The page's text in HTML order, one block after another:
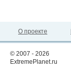
О проекте
© 2007 - 2026
ExtremePlanet.ru